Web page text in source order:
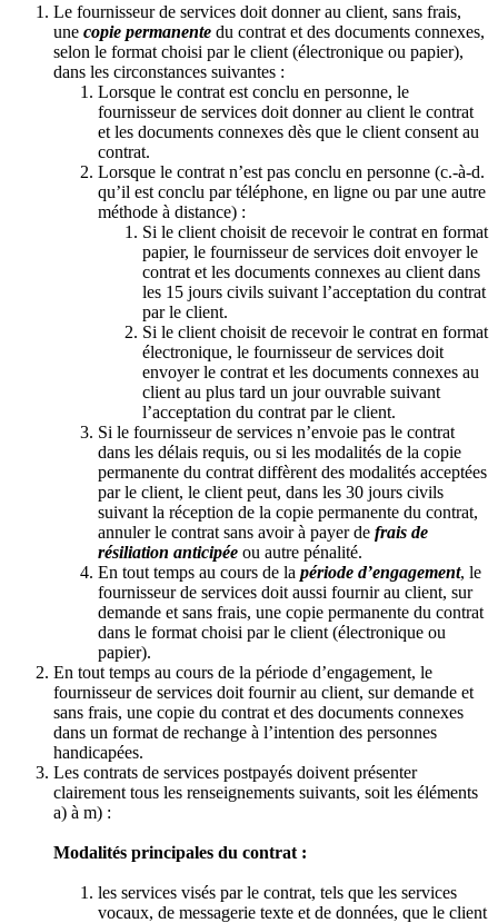
Le fournisseur de services doit donner au client, sans frais,
une copie permanente du contrat et des documents connexes,
selon le format choisi par le client (électronique ou papier),
dans les circonstances suivantes :
Lorsque le contrat est conclu en personne, le
fournisseur de services doit donner au client le contrat
et les documents connexes dès que le client consent au
contrat.
Lorsque le contrat n’est pas conclu en personne (c.-à-d.
qu’il est conclu par téléphone, en ligne ou par une autre
méthode à distance) :
Si le client choisit de recevoir le contrat en format
papier, le fournisseur de services doit envoyer le
contrat et les documents connexes au client dans
les 15 jours civils suivant l’acceptation du contrat
par le client.
Si le client choisit de recevoir le contrat en format
électronique, le fournisseur de services doit
envoyer le contrat et les documents connexes au
client au plus tard un jour ouvrable suivant
l’acceptation du contrat par le client.
Si le fournisseur de services n’envoie pas le contrat
dans les délais requis, ou si les modalités de la copie
permanente du contrat diffèrent des modalités acceptées
par le client, le client peut, dans les 30 jours civils
suivant la réception de la copie permanente du contrat,
annuler le contrat sans avoir à payer de frais de
résiliation anticipée ou autre pénalité.
En tout temps au cours de la période d’engagement, le
fournisseur de services doit aussi fournir au client, sur
demande et sans frais, une copie permanente du contrat
dans le format choisi par le client (électronique ou
papier).
En tout temps au cours de la période d’engagement, le
fournisseur de services doit fournir au client, sur demande et
sans frais, une copie du contrat et des documents connexes
dans un format de rechange à l’intention des personnes
handicapées.
Les contrats de services postpayés doivent présenter
clairement tous les renseignements suivants, soit les éléments
a) à m) :
Modalités principales du contrat :
les services visés par le contrat, tels que les services
vocaux, de messagerie texte et de données, que le client